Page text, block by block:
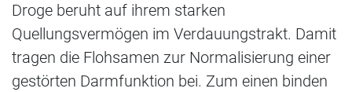
Droge beruht auf ihrem starken
Quellungsvermögen im Verdauungstrakt. Damit
tragen die Flohsamen zur Normalisierung einer
gestörten Darmfunktion bei. Zum einen binden